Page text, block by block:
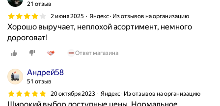
21 отзыв
2 июня 2025
Яндекс · Из отзывов на организацию
Хорошо выручает, неплохой асортимент, немного
дороговат!
Ответ магазина
Андрей58
51 отзыв
20 октября 2023
Яндекс · Из отзывов на организацию